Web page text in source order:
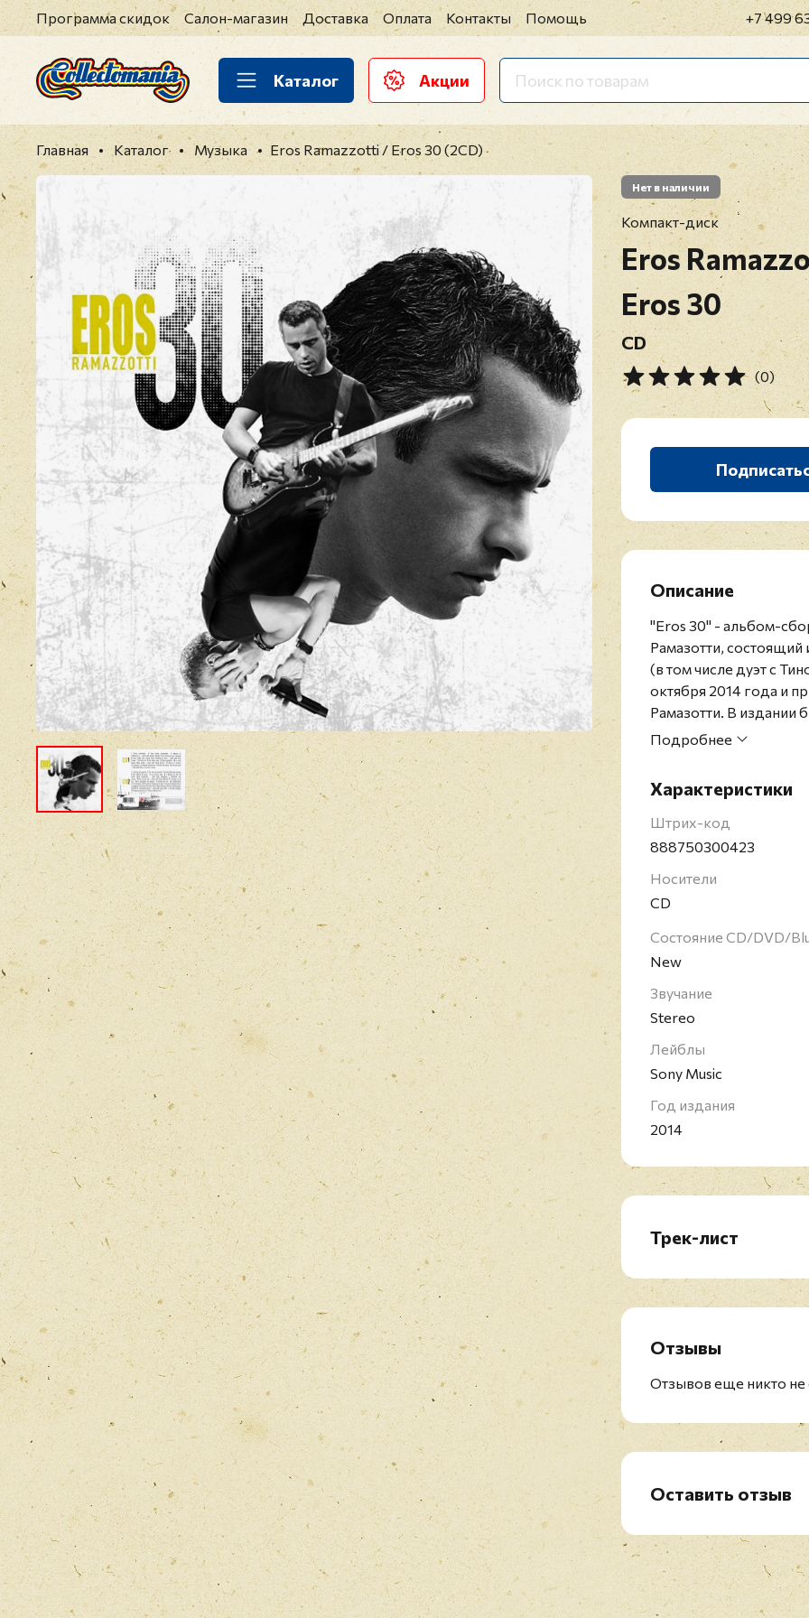
Программа скидок Салон-магазин Доставка Оплата Контакты Помощь +7 499
Каталог Акции
Главная Каталог Музыка Eros Ramazzotti / Eros 30 (2CD)
Нет в наличии
Компакт-диск
Eros
Eros 30
CD
(0)
Описание
"Eros 30" - альбом-
Рамазотти,
(в том числе дуэт с
октября 2014 года и
Рамазотти. В издании
его 30-летнюю
странах Европы, но и
своих альбомов он
Международный успех
пятёрку лучших в
предыдущие альбомы.
"За заслуги перед
альбомов, один
также 46 синглов,
европейских стран,
более 100 миллионов
Подробнее
Характеристики
Штрих-код
888750300423
Носители
CD
Состояние CD/DVD/
New
Звучание
Stereo
Лейблы
Sony Music
Год издания
2014
Трек-лист
1. Terra Promessa (3:44)
2. Una Storia
4. Musica E (9:42)
5. Se Bastasse Una
7. Un'Altra Te (4:40)
8. Piu Bella Cosa (4:26)
10. La Luce Buona Delle
11. Dove C'e Musica (4:45)
13. Quanto Amore Sei
14. Fuoco Nel Fuoco
15. Piu Che Puoi (4:11)
Отзывы
Отзывов еще никто не
Оставить отзыв
Имя*